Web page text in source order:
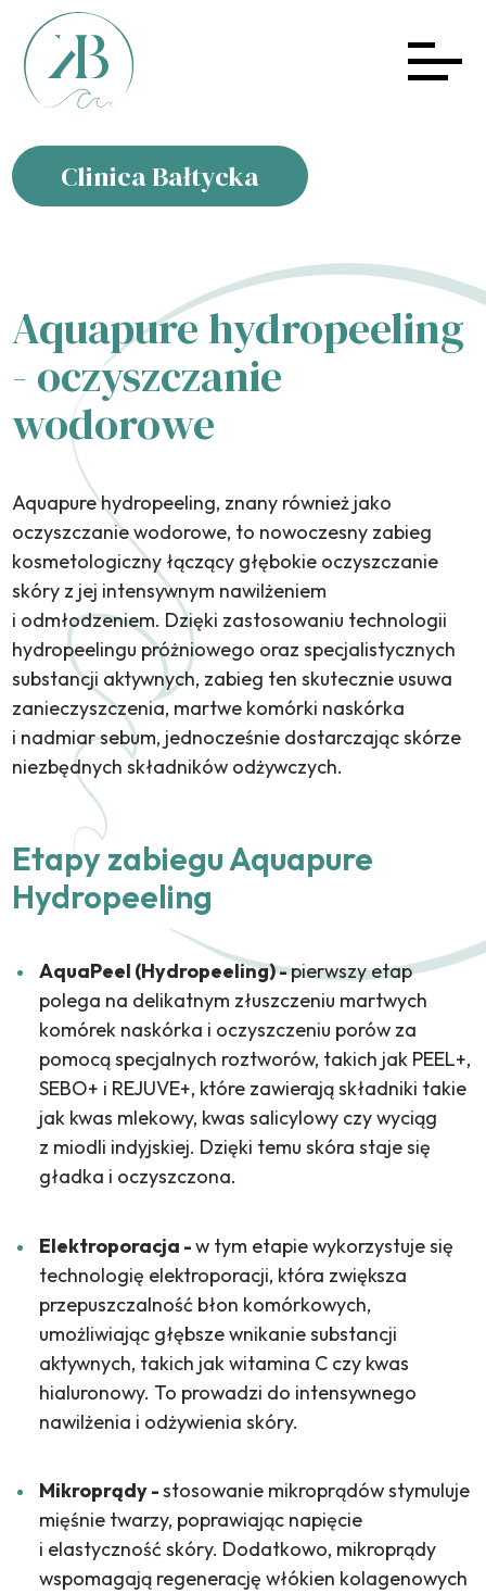
Clinica Bałtycka
Aquapure hydropeeling
- oczyszczanie
wodorowe
Aquapure hydropeeling, znany również jako
oczyszczanie wodorowe, to nowoczesny zabieg
kosmetologiczny łączący głębokie oczyszczanie
skóry z jej intensywnym nawilżeniem
i odmłodzeniem. Dzięki zastosowaniu technologii
hydropeelingu próżniowego oraz specjalistycznych
substancji aktywnych, zabieg ten skutecznie usuwa
zanieczyszczenia, martwe komórki naskórka
i nadmiar sebum, jednocześnie dostarczając skórze
niezbędnych składników odżywczych.
Etapy zabiegu Aquapure
Hydropeeling
AquaPeel (Hydropeeling) -pierwszy etap
polega na delikatnym złuszczeniu martwych
komórek naskórka i oczyszczeniu porów za
pomocą specjalnych roztworów, takich jak PEEL+,
SEBO+ i REJUVE+, które zawierają składniki takie
jak kwas mlekowy, kwas salicylowy czy wyciąg
z miodli indyjskiej. Dzięki temu skóra staje się
gładka i oczyszczona.
Elektroporacja -w tym etapie wykorzystuje się
technologię elektroporacji, która zwiększa
przepuszczalność błon komórkowych,
umożliwiając głębsze wnikanie substancji
aktywnych, takich jak witamina C czy kwas
hialuronowy. To prowadzi do intensywnego
nawilżenia i odżywienia skóry.
Mikroprądy -stosowanie mikroprądów stymuluje
mięśnie twarzy, poprawiając napięcie
i elastyczność skóry. Dodatkowo, mikroprądy
wspomagają regenerację włókien kolagenowych